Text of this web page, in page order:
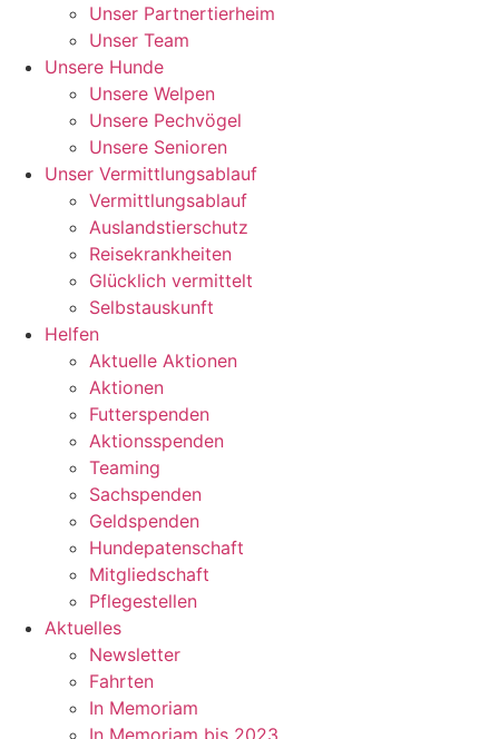
Unser Partnertierheim
Unser Team
Unsere Hunde
Unsere Welpen
Unsere Pechvögel
Unsere Senioren
Unser Vermittlungsablauf
Vermittlungsablauf
Auslandstierschutz
Reisekrankheiten
Glücklich vermittelt
Selbstauskunft
Helfen
Aktuelle Aktionen
Aktionen
Futterspenden
Aktionsspenden
Teaming
Sachspenden
Geldspenden
Hundepatenschaft
Mitgliedschaft
Pflegestellen
Aktuelles
Newsletter
Fahrten
In Memoriam